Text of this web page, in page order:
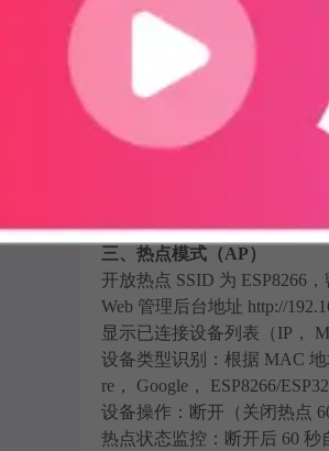
二、WiFi 功能
扫描周边 WiFi，按信号强度
弱密码字典测试：50 个静态
动态密码生成：SSID+12345
开放网络自动连接（加密类型
优先网络列表：5 个预设
加载已保存的凭证自动连接
三、热点模式（AP）
开放热点 SSID 为 ESP8266，
Web 管理后台地址 http://
显示已连接设备列表（IP，
设备类型识别：根据 MAC 地
re， Google， ESP8266/
设备操作：断开（关闭热点
热点状态监控：断开后 60 秒